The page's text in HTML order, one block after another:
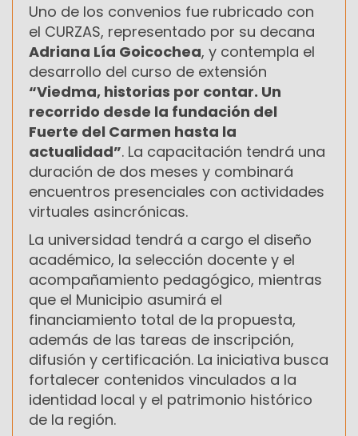
Uno de los convenios fue rubricado con
el CURZAS, representado por su decana
Adriana Lía Goicochea, y contempla el
desarrollo del curso de extensión
“Viedma, historias por contar. Un
recorrido desde la fundación del
Fuerte del Carmen hasta la
actualidad”. La capacitación tendrá una
duración de dos meses y combinará
encuentros presenciales con actividades
virtuales asincrónicas.
La universidad tendrá a cargo el diseño
académico, la selección docente y el
acompañamiento pedagógico, mientras
que el Municipio asumirá el
financiamiento total de la propuesta,
además de las tareas de inscripción,
difusión y certificación. La iniciativa busca
fortalecer contenidos vinculados a la
identidad local y el patrimonio histórico
de la región.